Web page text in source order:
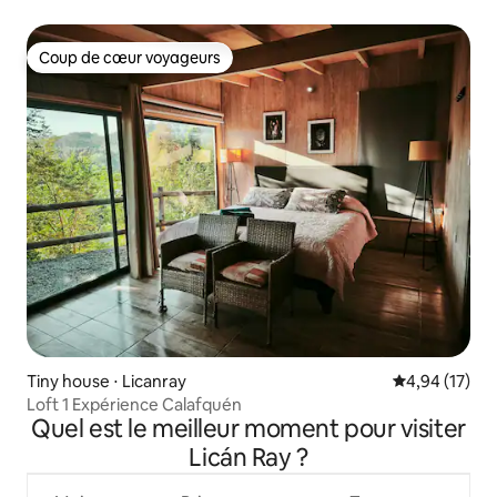
Coup de cœur voyageurs
Coup de cœur voyageurs
Tiny house ⋅ Licanray Évaluation
4,94 (17)
Loft 1 Expérience Calafquén
Quel est le meilleur moment pour visiter
Licán Ray ?